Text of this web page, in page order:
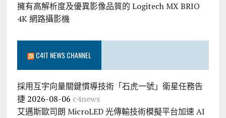
擁有高解析度及優異影像品質的 Logitech MX BRIO
4K 網路攝影機
C4IT NEWS CHANNEL
採用互宇向量關鍵慣導技術「石虎一號」衛星任務告
捷 2026-08-06 c4news
艾邁斯歐司朗 MicroLED 光傳輸技術模擬平台加速 AI